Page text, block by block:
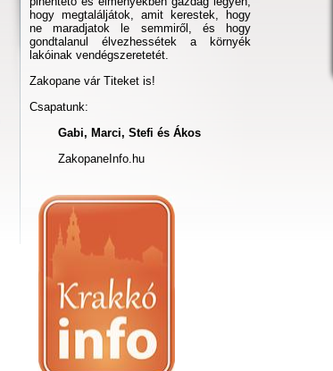
hogy megtaláljátok, amit kerestek, hogy
ne maradjatok le semmiről, és hogy
gondtalanul élvezhessétek a környék
lakóinak vendégszeretetét.
Zakopane vár Titeket is!
Csapatunk:
Gabi, Marci, Stefi és Ákos
ZakopaneInfo.hu